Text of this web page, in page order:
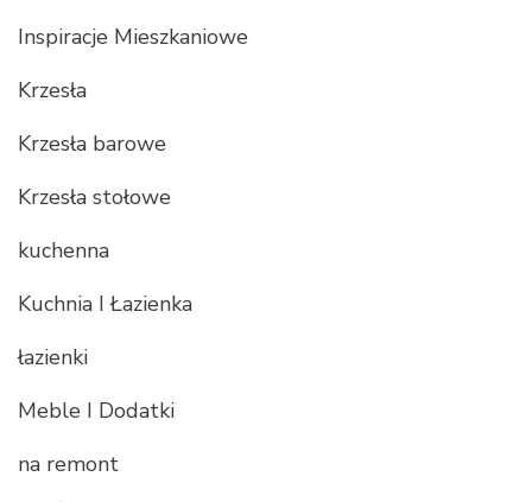
Inspiracje Mieszkaniowe
Krzesła
Krzesła barowe
Krzesła stołowe
kuchenna
Kuchnia I Łazienka
łazienki
Meble I Dodatki
na remont